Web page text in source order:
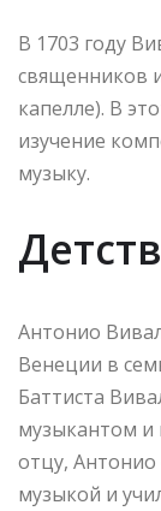
В 1703 году
священников
капелле). В
изучение
музыку.
Антонио
Венеции в
Баттиста
музыкантом и
отцу, Антонио
музыкой и